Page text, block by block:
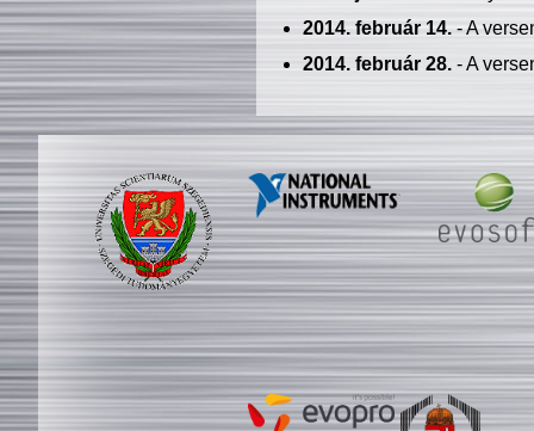
2014. február 14.- A
2014. február 28.- A